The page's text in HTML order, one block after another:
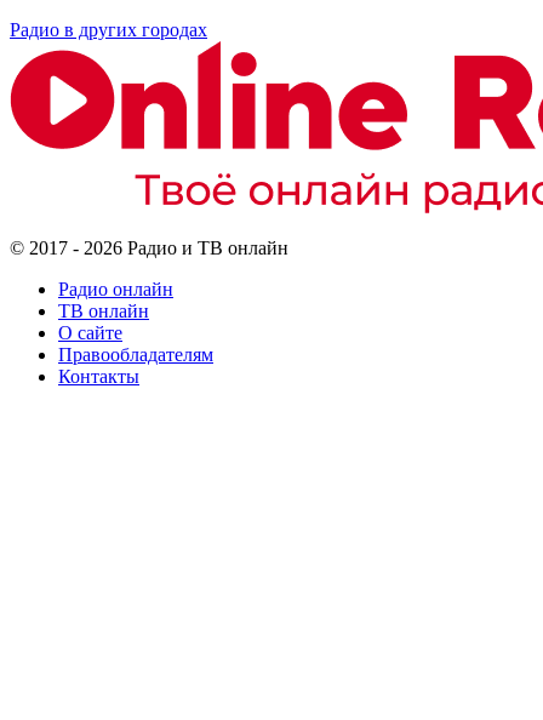
Радио в других городах
© 2017 - 2026 Радио и ТВ онлайн
Радио онлайн
ТВ онлайн
О сайте
Правообладателям
Контакты